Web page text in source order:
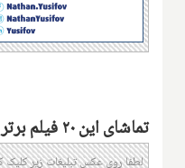
تماشای این ۲۰ فیلم برتر سال ۲۰۲۱ را از دست ندهید
لطفا روی عکس تبلیغات زیر کلیک